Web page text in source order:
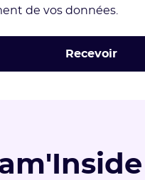
de vos données.